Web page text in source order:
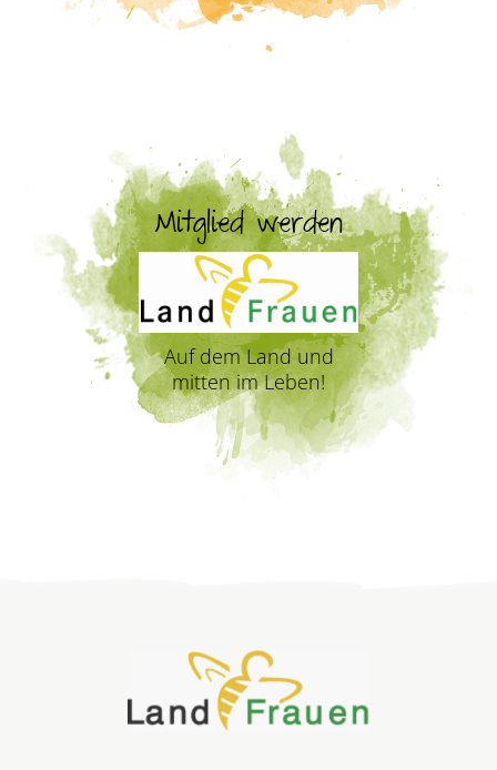
Mitglied werden
Auf dem Land und
mitten im Leben!